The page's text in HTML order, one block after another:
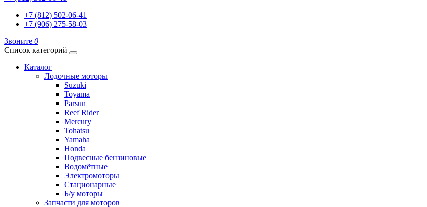
+7 (812) 502-06-41
+7 (906) 275-58-03
Звоните 0
Список категорий
Каталог
Лодочные моторы
Suzuki
Toyama
Parsun
Reef Rider
Mercury
Tohatsu
Yamaha
Honda
Подвесные бензиновые
Водомётные
Электромоторы
Стационарные
Б/у моторы
Запчасти для моторов